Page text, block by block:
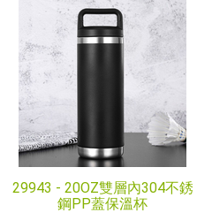
29943 - 20OZ雙層內304不銹
鋼PP蓋保溫杯